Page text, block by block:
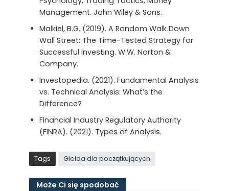
Management. John Wiley & Sons.
Malkiel, B.G. (2019). A Random Walk Down
Wall Street: The Time-Tested Strategy for
Successful Investing. W.W. Norton &
Company.
Investopedia. (2021). Fundamental Analysis
vs. Technical Analysis: What’s the
Difference?
Financial Industry Regulatory Authority
(FINRA). (2021). Types of Analysis.
Tags Giełda dla początkujących
Może Ci się spodobać